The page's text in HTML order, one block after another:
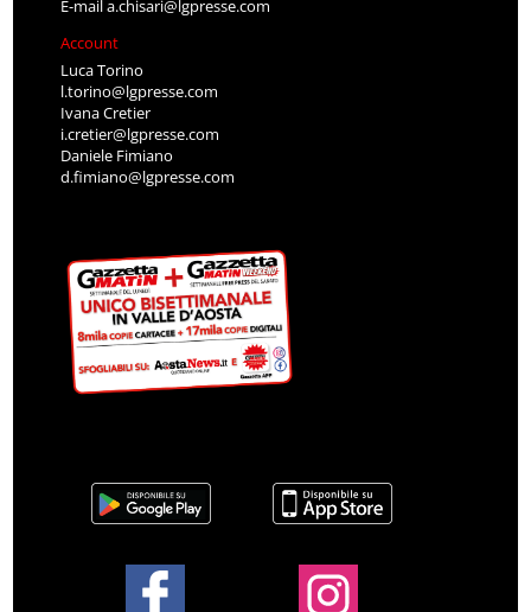
E-maila.chisari@lgpresse.com
Account
Luca Torino
l.torino@lgpresse.com
Ivana Cretier
i.cretier@lgpresse.com
Daniele Fimiano
d.fimiano@lgpresse.com